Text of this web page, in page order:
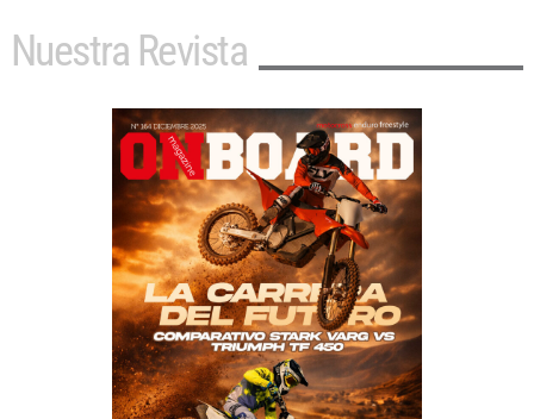
Nuestra Revista